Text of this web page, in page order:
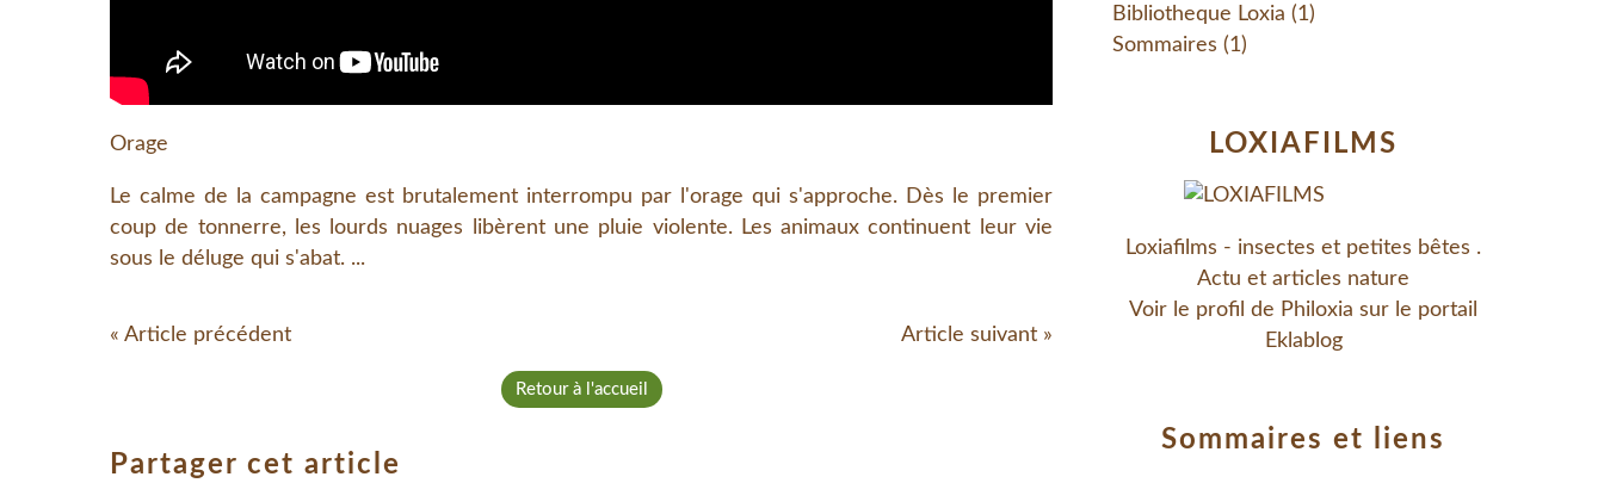
Orage
Le calme de la campagne est brutalement interrompu par l'orage qui s'approche. Dès le premier
coup de tonnerre, les lourds nuages libèrent une pluie violente. Les animaux continuent leur vie
sous le déluge qui s'abat. ...
« Article précédent Article suivant »
Retour à l'accueil
Partager cet article
Bibliotheque Loxia (1)
Sommaires (1)
LOXIAFILMS
Loxiafilms - insectes et petites bêtes .
Actu et articles nature
Voir le profil de Philoxia sur le portail
Eklablog
Sommaires et liens